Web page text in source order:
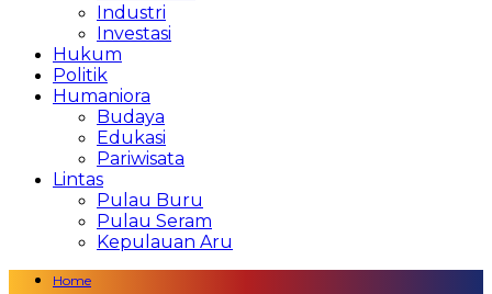
Industri
Investasi
Hukum
Politik
Humaniora
Budaya
Edukasi
Pariwisata
Lintas
Pulau Buru
Pulau Seram
Kepulauan Aru
Home